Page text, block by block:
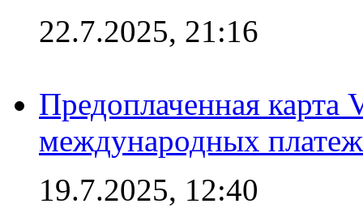
22.7.2025, 21:16
Предоплаченная карта
международных
19.7.2025, 12:40